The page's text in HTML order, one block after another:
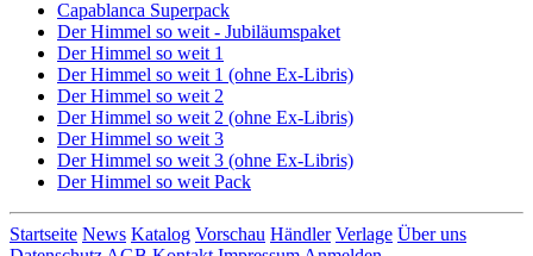
Capablanca Superpack
Der Himmel so weit - Jubiläumspaket
Der Himmel so weit 1
Der Himmel so weit 1 (ohne Ex-Libris)
Der Himmel so weit 2
Der Himmel so weit 2 (ohne Ex-Libris)
Der Himmel so weit 3
Der Himmel so weit 3 (ohne Ex-Libris)
Der Himmel so weit Pack
Startseite News Katalog Vorschau Händler Verlage Über uns